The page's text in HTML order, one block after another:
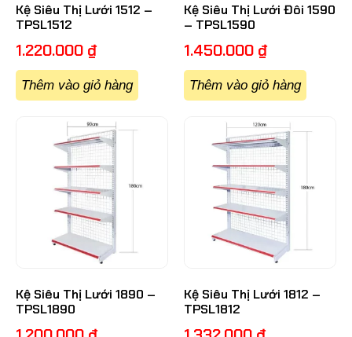
Kệ Siêu Thị Lưới 1512 –
TPSL1512
1.220.000 ₫
Thêm vào giỏ hàng
Kệ Siêu Thị Lưới Đôi 1590
– TPSL1590
1.450.000 ₫
Thêm vào giỏ hàng
Kệ Siêu Thị Lưới 1890 –
TPSL1890
Kệ Siêu Thị Lưới 1812 –
TPSL1812